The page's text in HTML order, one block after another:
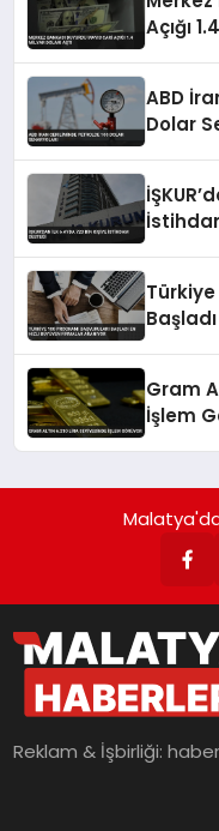
Açığı
ABD
Dolar
Türkiye
Gram
İşlem
Reklam & İşbirliği: